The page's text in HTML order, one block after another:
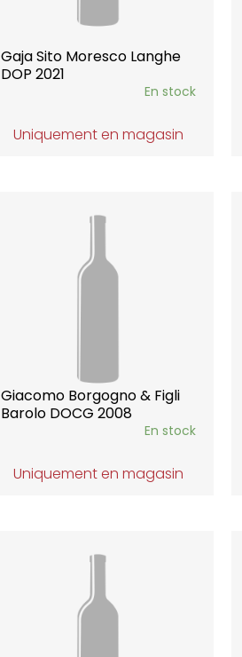
Gaja Sito Moresco Langhe
DOP 2021
En stock
Uniquement en magasin
Giacomo Borgogno & Figli
Barolo DOCG 2008
En stock
Uniquement en magasin